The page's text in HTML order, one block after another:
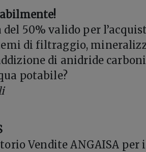
50% valido per
di filtraggio,
di anidride
potabile?
Vendite ANGAISA per